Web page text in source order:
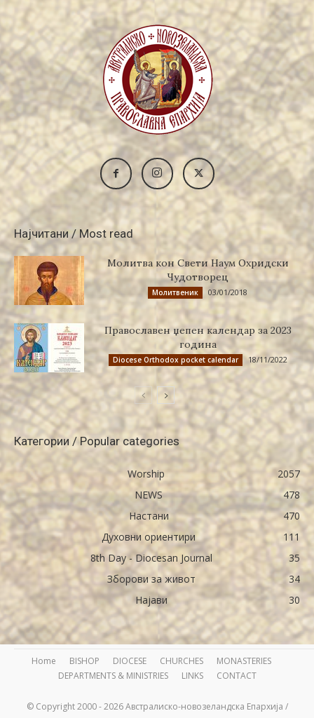
Најчитани / Most read
Молитва кон Свети Наум Охридски
Чудотворец
Молитвеник 03/01/2018
Православен џепен календар за 2023
година
Diocese Orthodox pocket calendar 18/11/2022
Категории / Popular categories
Worship
2057
NEWS
478
Настани
470
Духовни ориентири
111
8th Day - Diocesan Journal
35
Зборови за живот
34
Најави
30
Home BISHOP DIOCESE CHURCHES
MONASTERIES
DEPARTMENTS & MINISTRIES
LINKS CONTACT
© Copyright 2000 - 2026 Австралиско-новозеландска Епархија /